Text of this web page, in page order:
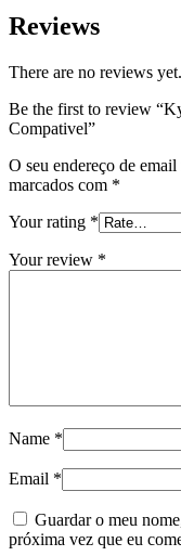
Reviews
There are no reviews yet.
Be the first to review
Compativel”
O seu endereço de
marcados com *
Your rating *
Your review *
Name *
Email *
Guardar o meu
próxima vez que eu